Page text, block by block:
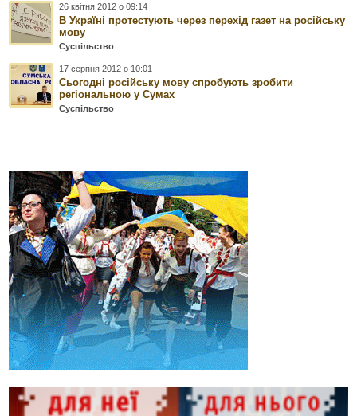
26 квітня 2012 о 09:14
В Україні протестують через перехід газет на російську
мову
Суспільство
17 серпня 2012 о 10:01
Сьогодні російську мову спробують зробити
регіональною у Сумах
Суспільство